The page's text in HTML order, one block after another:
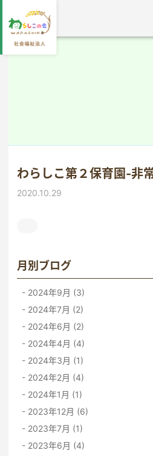
わらしこ第２保育園-非
2020.10.29
月別ブログ
2024年9月 (3)
2024年7月 (2)
2024年6月 (2)
2024年4月 (4)
2024年3月 (1)
2024年2月 (4)
2024年1月 (1)
2023年12月 (6)
2023年7月 (1)
2023年6月 (4)